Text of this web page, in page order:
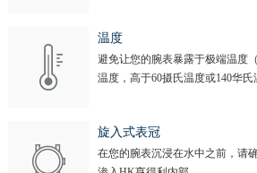
温度
避免让您的腕表暴露于极端温度
温度，高于60摄氏温度或140华氏
旋入式表冠
在您的腕表沉浸在水中之前，请